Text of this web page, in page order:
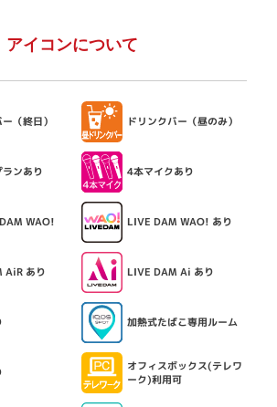
アイコンについて
（終日） ドリンクバー（昼のみ）
ンあり 4本マイクあり
WAO! LIVE DAM WAO! あり
AiR あり LIVE DAM Ai あり
加熱式たばこ専用ルーム
オフィスボックス(テレワ
ーク)利用可